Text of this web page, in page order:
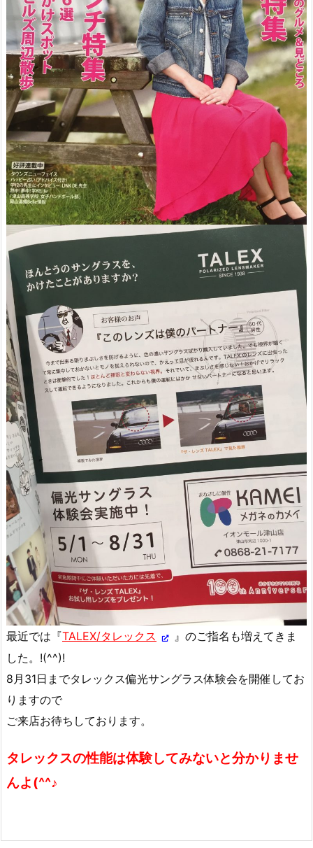
最近では『TALEX/タレックス
』のご指名も増えてきま
した。!(^^)!
8月31日までタレックス偏光サングラス体験会を開催してお
りますので
ご来店お待ちしております。
タレックスの性能は体験してみないと分かりませ
んよ(^^♪